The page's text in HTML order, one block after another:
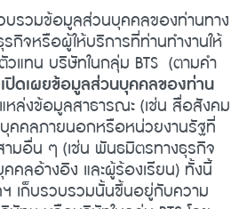
บรวมข้อมูลส่วนบุคคลของท่านทาง
จหรือผู้ให้บริการที่ท่านทำงานให้
วแทน บริษัทในกลุ่ม BTS (ตามคำ
ปิดเผยข้อมูลส่วนบุคคลของท่าน
หล่งข้อมูลสาธารณะ (เช่น สื่อสังคม
บุคคลภายนอกหรือหน่วยงานรัฐที่
มอื่น ๆ (เช่น พันธมิตรทางธุรกิจ
ลอ้างอิง และผู้ร้องเรียน) ทั้งนี้
เก็บรวบรวมนั้นขึ้นอยู่กับความ